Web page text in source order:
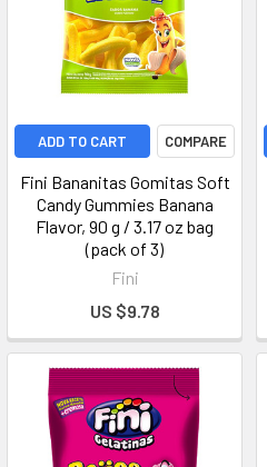
ADD TO CART COMPARE
Fini Bananitas Gomitas Soft
Candy Gummies Banana
Flavor, 90 g / 3.17 oz bag
(pack of 3)
Fini
US $9.78